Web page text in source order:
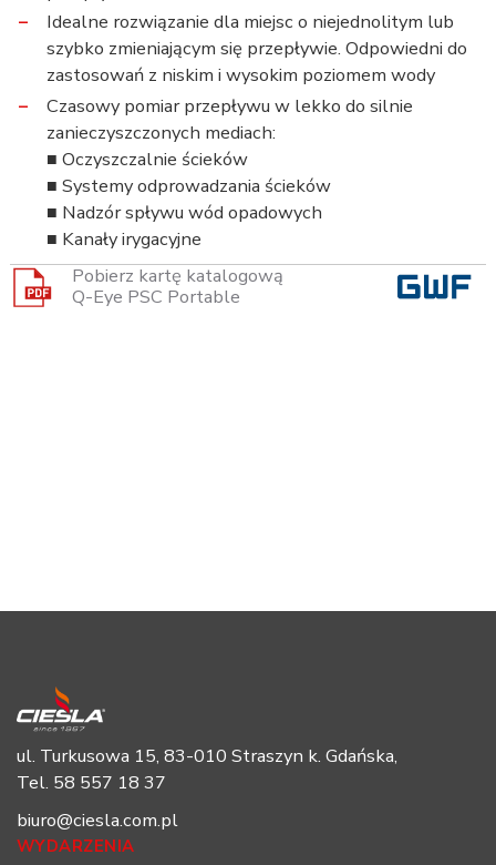
Idealne rozwiązanie dla miejsc o niejednolitym lub
szybko zmieniającym się przepływie. Odpowiedni do
zastosowań z niskim i wysokim poziomem wody
Czasowy pomiar przepływu w lekko do silnie
zanieczyszczonych mediach:
■ Oczyszczalnie ścieków
■ Systemy odprowadzania ścieków
■ Nadzór spływu wód opadowych
■ Kanały irygacyjne
Pobierz kartę katalogową
Q-Eye PSC Portable
ul. Turkusowa 15, 83-010 Straszyn k. Gdańska,
Tel. 58 557 18 37
biuro@ciesla.com.pl
WYDARZENIA